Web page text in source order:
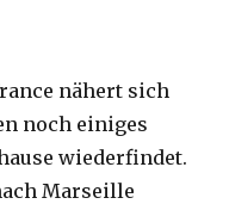
nähert sich
noch einiges
wiederfindet.
Marseille